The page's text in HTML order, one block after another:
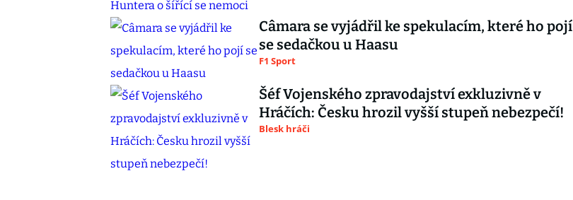
Câmara se vyjádřil ke spekulacím, které ho pojí
se sedačkou u Haasu
F1 Sport
Šéf Vojenského zpravodajství exkluzivně v
Hráčích: Česku hrozil vyšší stupeň nebezpečí!
Blesk hráči